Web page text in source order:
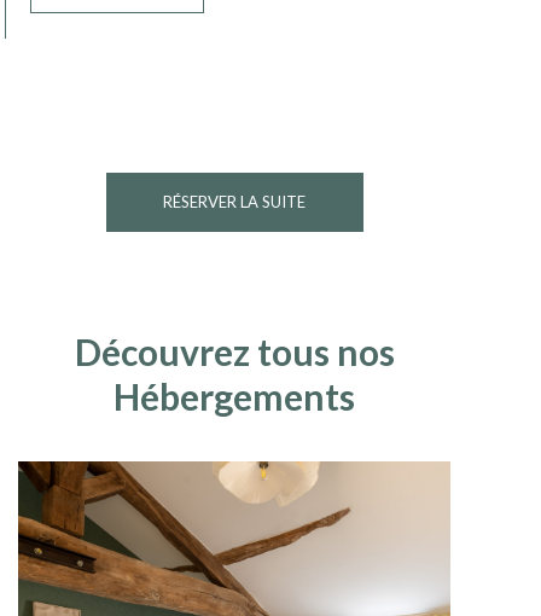
RÉSERVER LA SUITE
Découvrez tous nos
Hébergements